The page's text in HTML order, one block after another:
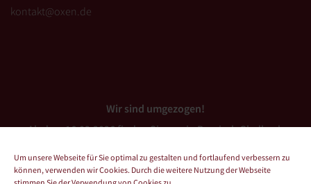
Um unsere Webseite für Sie optimal zu gestalten und fortlaufend verbessern zu
können, verwenden wir Cookies. Durch die weitere Nutzung der Webseite
kontakt@oxen.de
Wir sind umgezogen!
Ab dem 16.03.2026 finden Sie uns in Bergisch Gladbach